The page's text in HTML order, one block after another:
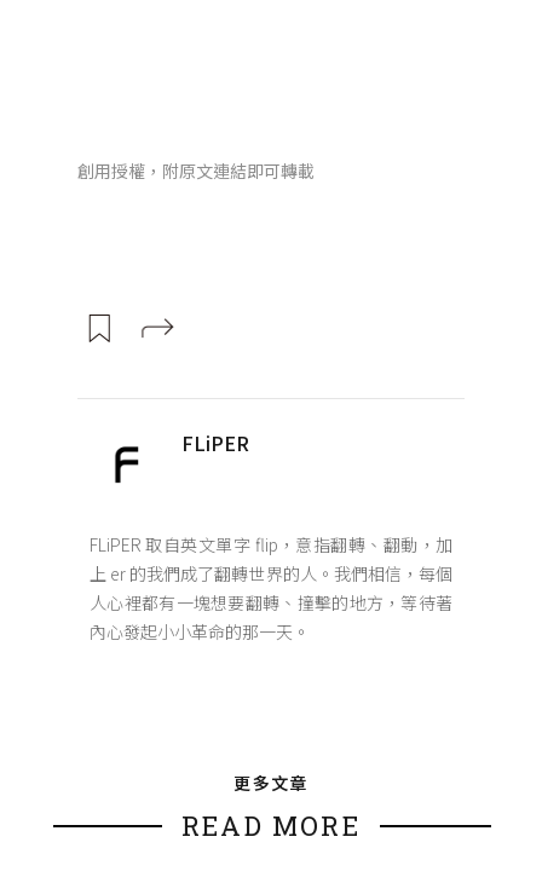
創用授權，附原文連結即可轉載
FLiPER
FLiPER 取自英文單字 flip，意指翻轉、翻動，加
上 er 的我們成了翻轉世界的人。我們相信，每個
人心裡都有一塊想要翻轉、撞擊的地方，等待著
內心發起小小革命的那一天。
更多文章
READ MORE